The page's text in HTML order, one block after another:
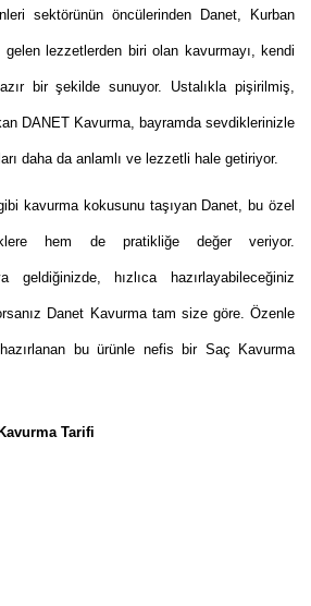
sektörünün öncülerinden Danet, Kurban
lezzetlerden biri olan kavurmayı, kendi
bir şekilde sunuyor. Ustalıkla pişirilmiş,
DANET Kavurma, bayramda sevdiklerinizle
daha da anlamlı ve lezzetli hale getiriyor.
kavurma kokusunu taşıyan Danet, bu özel
hem de pratikliğe değer veriyor.
geldiğinizde, hızlıca hazırlayabileceğiniz
Danet Kavurma tam size göre. Özenle
bu ürünle nefis bir Saç Kavurma
Tarifi